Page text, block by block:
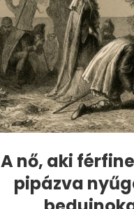
A nő, aki
pipázva